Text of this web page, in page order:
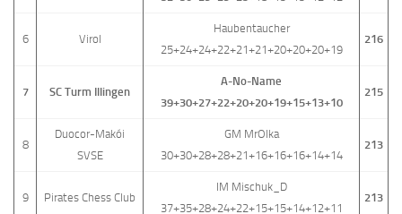
6 Virol
Haubentaucher
25+24+24+22+21+21+20+20+20+19
216
7 SC Turm Illingen
A-No-Name
39+30+27+22+20+20+19+15+13+10
215
8
Duocor-Makói
SVSE
GM MrOlka
30+30+28+28+21+16+16+16+14+14
213
9 Pirates Chess Club
IM Mischuk_D
37+35+28+24+22+15+15+14+12+11
213